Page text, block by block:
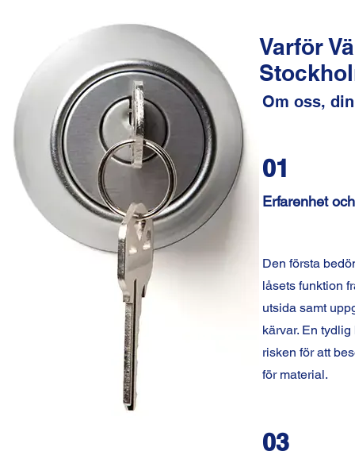
Varför
Om oss,
01
Erfarenhet
Den första
låsets funktion
utsida samt
kärvar. En
risken för att
för material.
03